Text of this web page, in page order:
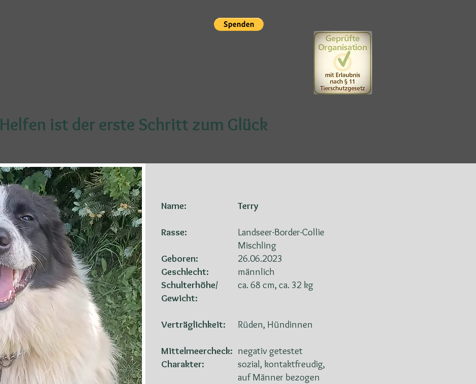
Helfen ist der erste Schritt zum Glück
Name:
Rasse:
Geboren:
Geschlecht:
Schulterhöhe/
Gewicht:
Verträglichkeit:
Mittelmeercheck:
Charakter:
Terry
Landseer-Border-Collie
Mischling
26.06.2023
männlich
ca. 68 cm, ca. 32 kg
Rüden, Hündinnen
negativ getestet
sozial, kontaktfreudig,
auf Männer bezogen